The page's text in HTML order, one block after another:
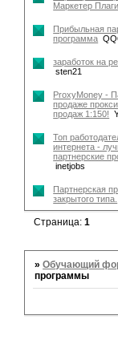
Маркетер
Прибыльная
программа
заработок на
sten21
ProxyMoney -
продаже
продаж 1:150!
Топ
интернета -
партнерские
inetjobs
Партнерская
закрытого типа.
Страница:1
»Обучающий
программы